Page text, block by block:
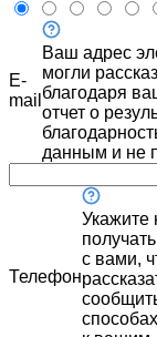
E-
mail
Ваш адрес
могли
благодаря
отчет о
данным и не
Телефон
Укажите
с вами,